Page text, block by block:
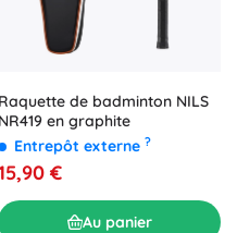
Raquette de badminton NILS
NR419 en graphite
Entrepôt externe ?
€
Au panier